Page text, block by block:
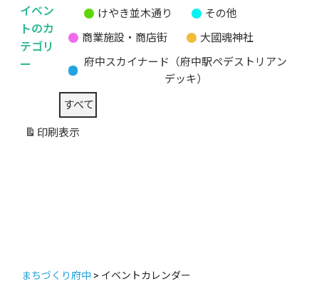
イベン
トのカ
テゴリ
ー
題
カ
テ
ゴ
けやき並木通り
その他
商業施設・商店街
大國魂神社
府中スカイナード（府中駅ペデストリアン
デッキ）
すべて
印刷 表示
まちづくり府中 > イベントカレンダー